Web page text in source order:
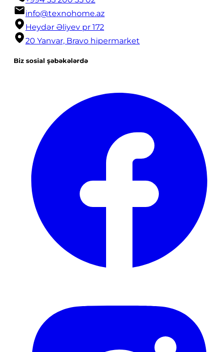
info@texnohome.az
Heydər Əliyev pr 172
20 Yanvar, Bravo hipermarket
Biz sosial şəbəkələrdə